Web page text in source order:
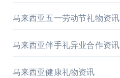
马来西亚五一劳动节礼物资讯
马来西亚伴手礼异业合作资讯
马来西亚健康礼物资讯